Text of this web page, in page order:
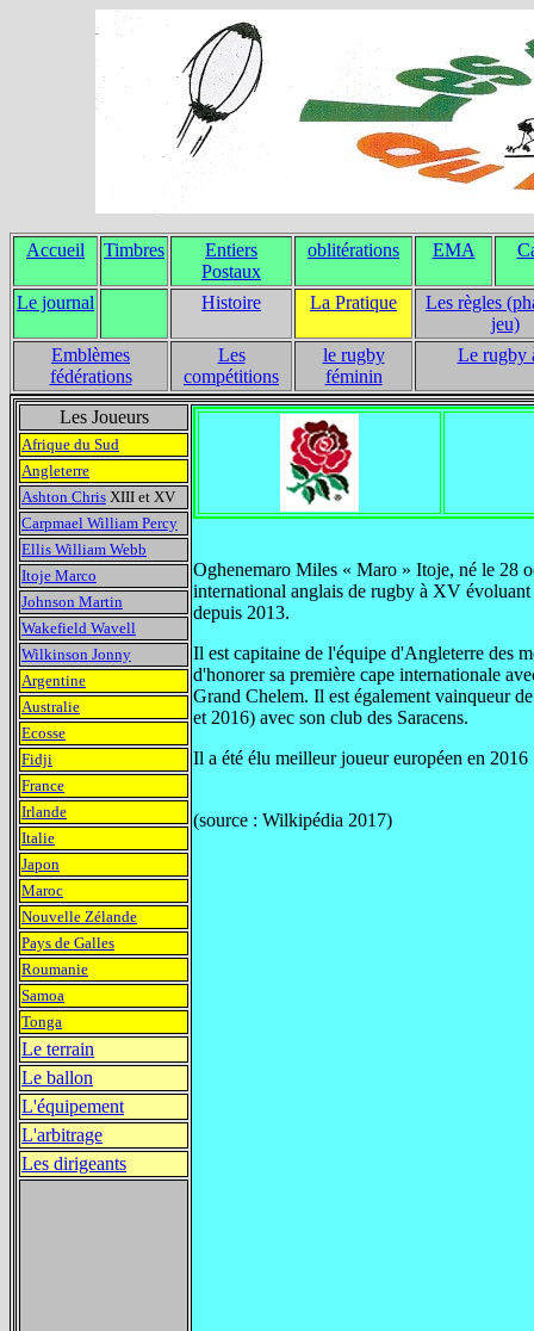
Accueil Timbres
Entiers
Postaux
oblitérations EMA
Le journal Histoire La Pratique
Les règles
jeu)
Emblèmes
fédérations
Les
compétitions
le rugby
féminin
Le rugby
Les Joueurs
Oghenemaro Miles « Maro » Itoje, né le 28
international anglais de rugby à XV
depuis 2013.
Il est capitaine de l'équipe d'Angleterre des
d'honorer sa première cape internationale
Grand Chelem. Il est également vainqueur
et 2016) avec son club des Saracens.
Il a été élu meilleur joueur européen en 2016
(source : Wilkipédia 2017)
Afrique du Sud
Angleterre
Ashton Chris XIII et XV
Carpmael William Percy
Ellis William Webb
Itoje Marco
Johnson Martin
Wakefield Wavell
Wilkinson Jonny
Argentine
Australie
Ecosse
Fidji
France
Irlande
Italie
Japon
Maroc
Nouvelle Zélande
Pays de Galles
Roumanie
Samoa
Tonga
Le terrain
Le ballon
L'équipement
L'arbitrage
Les dirigeants